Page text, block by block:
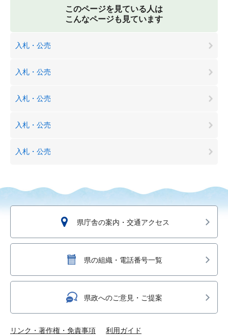
このページを見ている人は
こんなページも見ています
入札・公売
入札・公売
入札・公売
入札・公売
入札・公売
県庁舎の案内・交通アクセス
県の組織・電話番号一覧
県政へのご意見・ご提案
リンク・著作権・免責事項 利用ガイド